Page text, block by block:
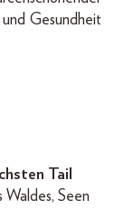
und Gesundheit
Tail
Seen